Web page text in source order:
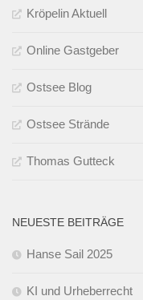
Kröpelin Aktuell
Online Gastgeber
Ostsee Blog
Ostsee Strände
Thomas Gutteck
NEUESTE BEITRÄGE
Hanse Sail 2025
KI und Urheberrecht